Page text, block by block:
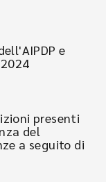
e
presenti
del
a seguito di